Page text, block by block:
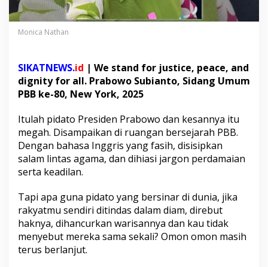
k
y
a
y
T
a
k
M
i
B
a
n
y
Monica Nathan
SIKATNEWS.id | We stand for justice, peace, and
dignity for all. Prabowo Subianto, Sidang Umum
PBB ke-80, New York, 2025
Itulah pidato Presiden Prabowo dan kesannya itu
megah. Disampaikan di ruangan bersejarah PBB.
Dengan bahasa Inggris yang fasih, disisipkan
salam lintas agama, dan dihiasi jargon perdamaian
serta keadilan.
Tapi apa guna pidato yang bersinar di dunia, jika
rakyatmu sendiri ditindas dalam diam, direbut
haknya, dihancurkan warisannya dan kau tidak
menyebut mereka sama sekali? Omon omon masih
terus berlanjut.